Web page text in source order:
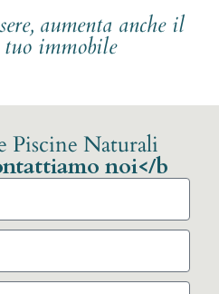
aumenta anche il
immobile
Piscine Naturali
noi</b